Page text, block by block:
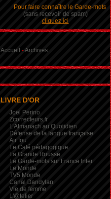
Pour faire connaître le Garde-mots
(sans recevoir de spam)
cliquez ici
Accueil -Archives
LIVRE D'OR
Joël Perino
Zcorrecteurs.fr
L’Almanach au Quotidien
Défense de la langue française
Air fou
Le Café pédagogique
La Grande Rousse
Le Garde-mots sur France Inter
Le Monde
TV5 Monde
Canal Dandylan
Vie de femme
L'@telier